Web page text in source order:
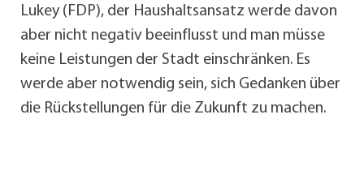
Lukey (FDP), der Haushaltsansatz werde davon
aber nicht negativ beeinflusst und man müsse
keine Leistungen der Stadt einschränken. Es
werde aber notwendig sein, sich Gedanken über
die Rückstellungen für die Zukunft zu machen.